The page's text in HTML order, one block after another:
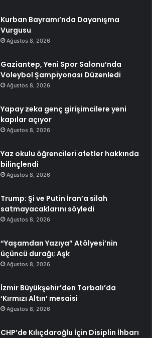
Kurban Bayramı’nda Dayanışma
Vurgusu
Ağustos 8, 2026
Gaziantep, Yeni Spor Salonu’nda
Voleybol Şampiyonası Düzenledi
Ağustos 8, 2026
Yapay zeka genç girişimcilere yeni
kapılar açıyor
Ağustos 8, 2026
Yaz okulu öğrencileri afetler hakkında
bilinçlendi
Ağustos 8, 2026
Trump: Şi ve Putin İran’a silah
satmayacaklarını söyledi
Ağustos 8, 2026
“Yaşamdan Yazıya” Atölyesi’nin
üçüncü durağı; Aşk
Ağustos 8, 2026
İzmir Büyükşehir’den Torbalı’da
‘Kırmızı Altın’ mesaisi
Ağustos 8, 2026
CHP’de Kılıçdaroğlu İçin Disiplin İhbarı